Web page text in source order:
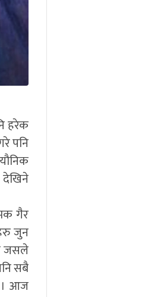
हरेक
पनि
गैर
जुन
जसले
सबै
। आज